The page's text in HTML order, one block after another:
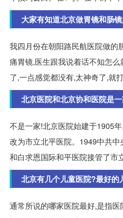
大家有知道北京做胃镜和肠
我四月份在朝阳路民航医院做的
痛胃镜,医生跟我说着话不知怎
了,一点感觉都没有,太神奇了,就
北京医院和北京协和医院是
不是一家!北京医院始建于1905
改为市立北平医院。1949中共
和白求恩国际和平医院接管了市
北京有几个儿童医院?最好的
通常所说的哪家医院最好,是指